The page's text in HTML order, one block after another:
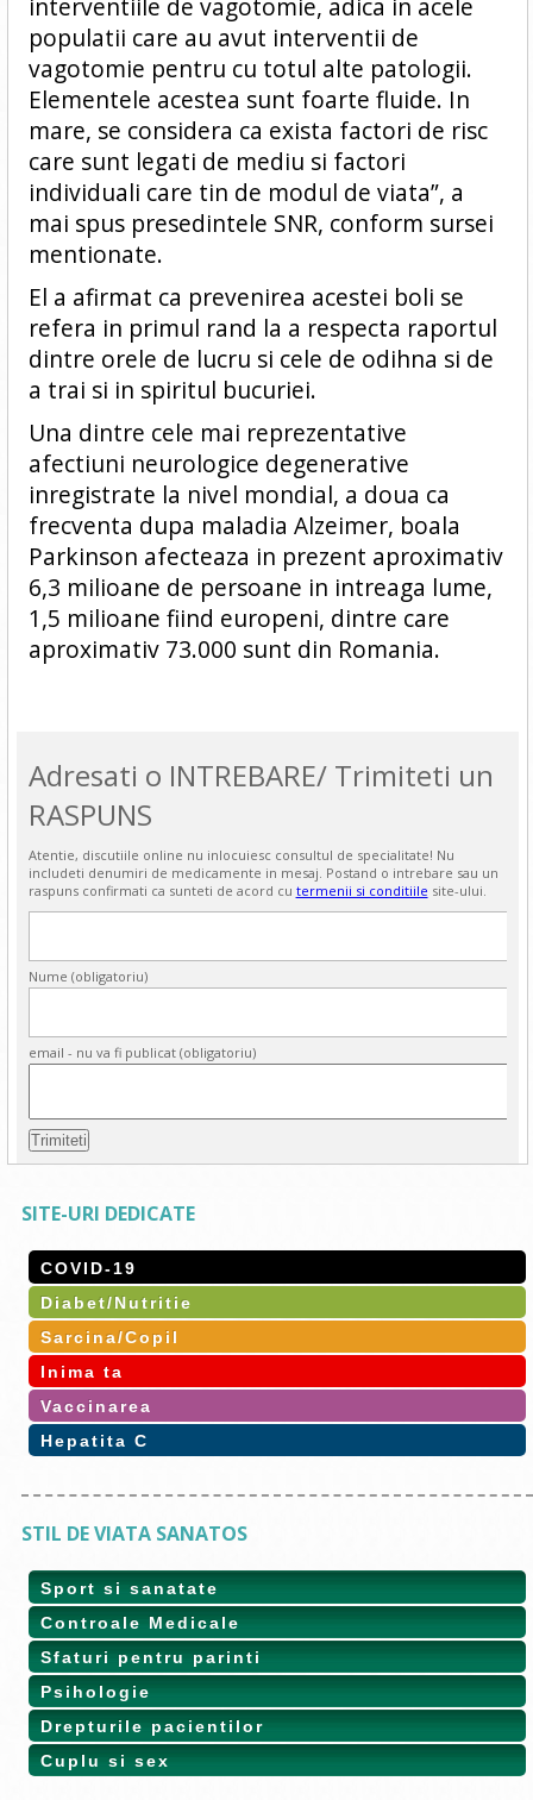
interventiile de vagotomie, adica in acele
populatii care au avut interventii de
vagotomie pentru cu totul alte patologii.
Elementele acestea sunt foarte fluide. In
mare, se considera ca exista factori de risc
care sunt legati de mediu si factori
individuali care tin de modul de viata”, a
mai spus presedintele SNR, conform sursei
mentionate.
El a afirmat ca prevenirea acestei boli se
refera in primul rand la a respecta raportul
dintre orele de lucru si cele de odihna si de
a trai si in spiritul bucuriei.
Una dintre cele mai reprezentative
afectiuni neurologice degenerative
inregistrate la nivel mondial, a doua ca
frecventa dupa maladia Alzeimer, boala
Parkinson afecteaza in prezent aproximativ
6,3 milioane de persoane in intreaga lume,
1,5 milioane fiind europeni, dintre care
aproximativ 73.000 sunt din Romania.
Adresati o INTREBARE/ Trimiteti un
RASPUNS
Atentie, discutiile online nu inlocuiesc consultul de specialitate! Nu
includeti denumiri de medicamente in mesaj. Postand o intrebare sau un
raspuns confirmati ca sunteti de acord cu termenii si conditiile site-ului.
Nume (obligatoriu)
email - nu va fi publicat (obligatoriu)
SITE-URI DEDICATE
COVID-19
Diabet/Nutritie
Sarcina/Copil
Inima ta
Vaccinarea
Hepatita C
STIL DE VIATA SANATOS
Sport si sanatate
Controale Medicale
Sfaturi pentru parinti
Psihologie
Drepturile pacientilor
Cuplu si sex